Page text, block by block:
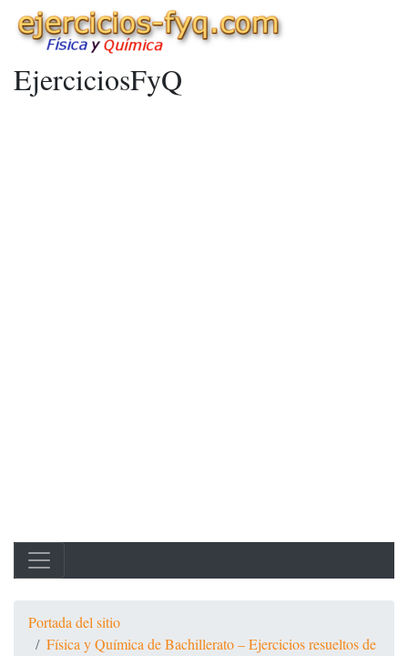
EjerciciosFyQ
Portada del sitio
Física y Química de Bachillerato – Ejercicios resueltos de